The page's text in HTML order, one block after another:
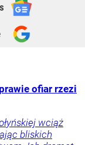
ofiar rzezi
wciąż
bliskich